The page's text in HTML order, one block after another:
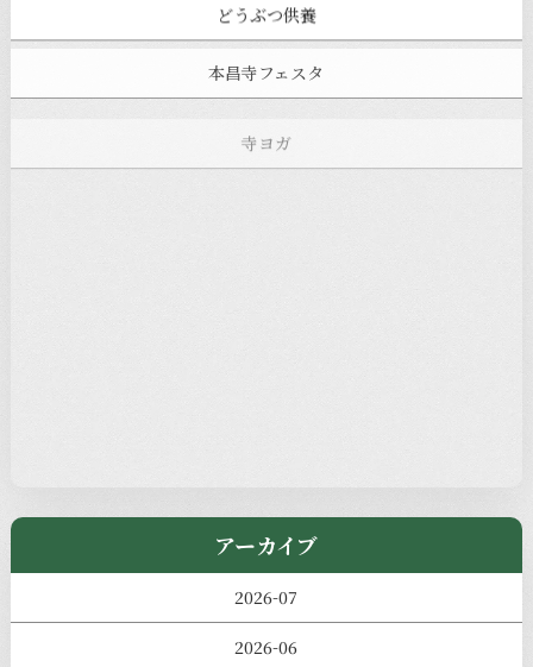
どうぶつ供養
本昌寺フェスタ
お知らせ
アーカイブ
2026-07
2026-06